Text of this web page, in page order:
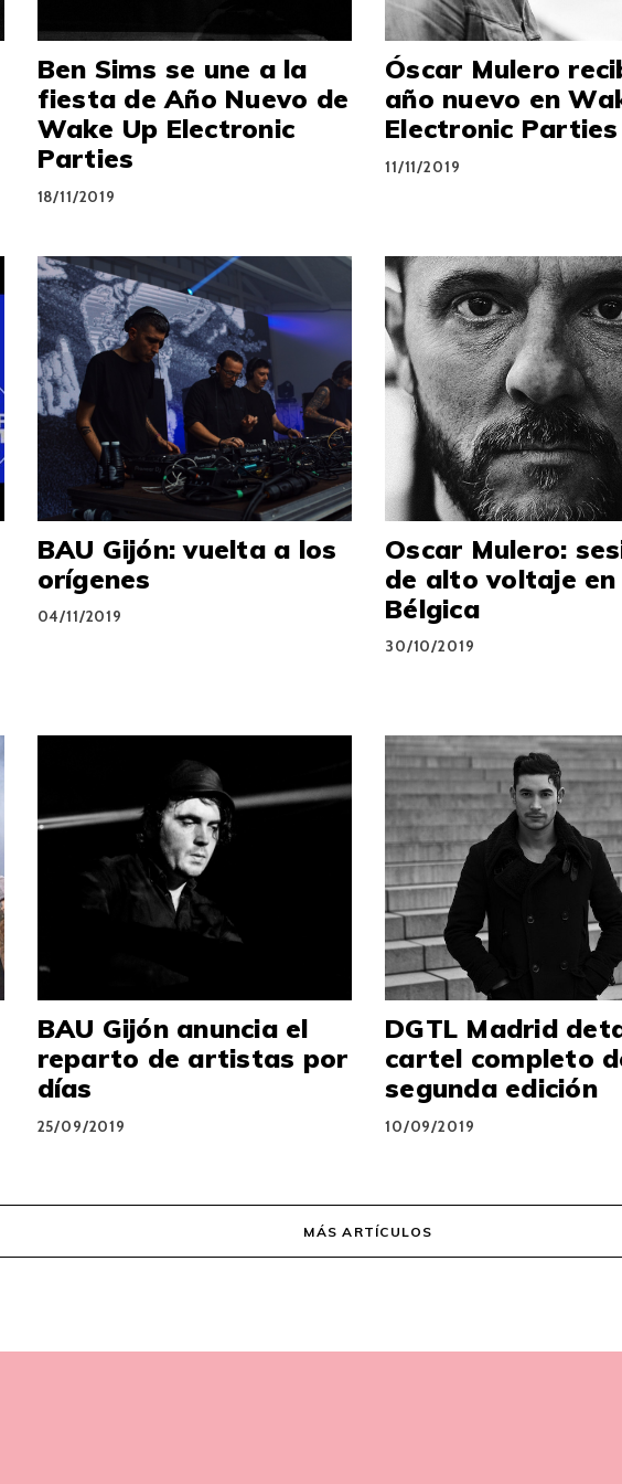
Ben Sims se une a la
fiesta de Año Nuevo de
Wake Up Electronic
Parties
18/11/2019
Óscar Mulero
año nuevo en
Electronic Parties
11/11/2019
BAU Gijón: vuelta a los
orígenes
04/11/2019
Oscar Mulero:
de alto voltaje en
Bélgica
30/10/2019
BAU Gijón anuncia el
reparto de artistas por
días
25/09/2019
DGTL Madrid
cartel completo
segunda edición
10/09/2019
MÁS ARTÍCULOS